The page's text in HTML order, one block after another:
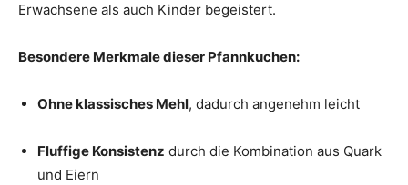
Erwachsene als auch Kinder begeistert.
Besondere Merkmale dieser Pfannkuchen:
Ohne klassisches Mehl, dadurch angenehm leicht
Fluffige Konsistenz durch die Kombination aus Quark
und Eiern